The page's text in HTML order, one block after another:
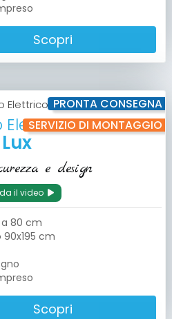
Scopri
PRONTA CONSEGNA
SERVIZIO DI MONTAGGIO
Elettrico
Lux
e design
il video
80 cm
cm
Scopri